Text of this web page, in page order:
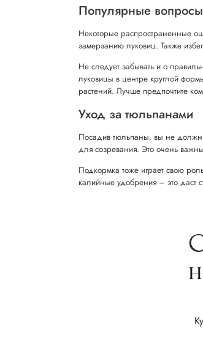
Популярные
Некоторые распространенные
замерзанию луковиц. Также
Не следует забывать и о
луковицы в центре круглой
растений. Лучше предпочтите
Уход за тюльпанами
Посадив тюльпаны, вы не
для созревания. Это очень
Подкормка тоже играет свою
калийные удобрения – это даст